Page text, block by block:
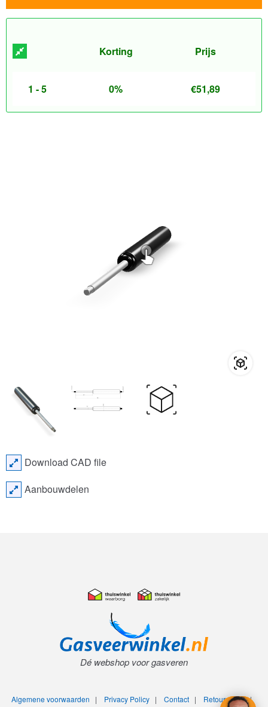
Korting Prijs
1 - 5 0% €51,89
Download CAD file
Aanbouwdelen
Dé webshop voor gasveren
Algemene voorwaarden | Privacy Policy| Contact| Retourneren|